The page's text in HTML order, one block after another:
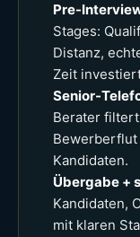
Pre-
Stages:
Distanz,
Zeit
Senior-
Berater
Bewerberflut
Kandidaten.
Übergabe +
Kandidaten,
mit klaren